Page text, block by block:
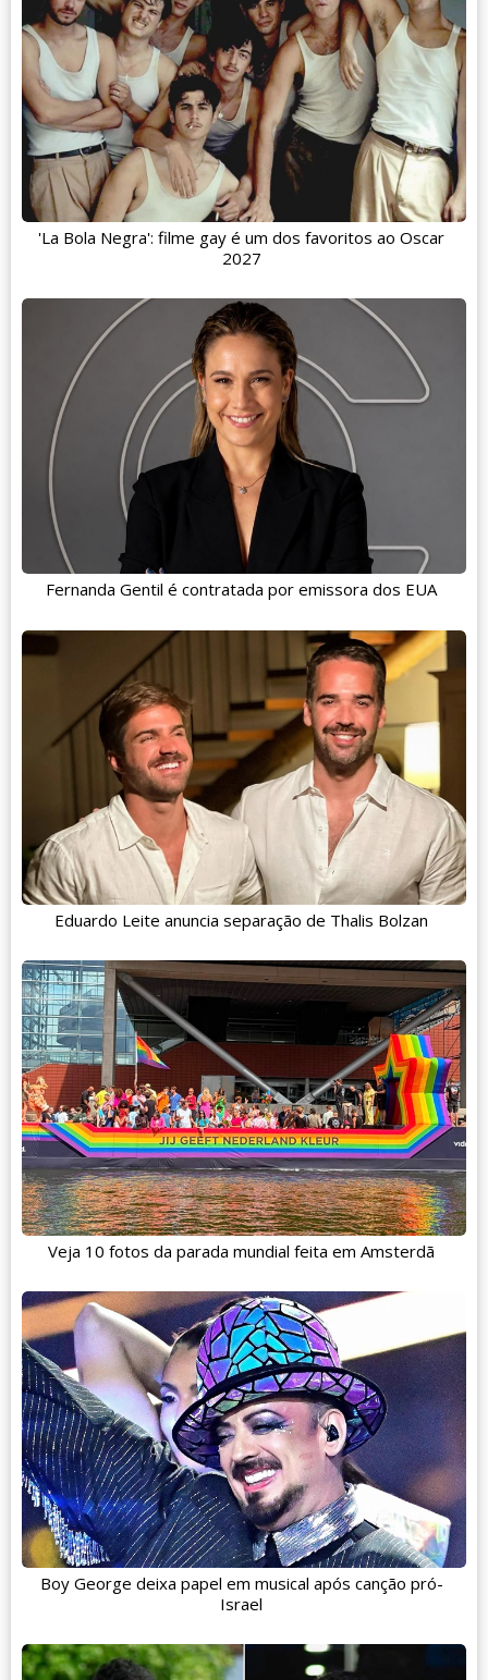
'La Bola Negra': filme gay é um dos favoritos ao Oscar
2027
Fernanda Gentil é contratada por emissora dos EUA
Eduardo Leite anuncia separação de Thalis Bolzan
Veja 10 fotos da parada mundial feita em Amsterdã
Boy George deixa papel em musical após canção pró-
Israel